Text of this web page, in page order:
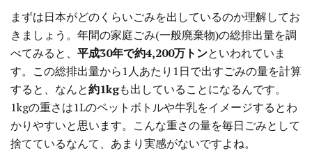
まずは日本がどのくらいごみを出しているのか理解してお
きましょう。年間の家庭ごみ(一般廃棄物)の総排出量を調
べてみると、 平成30年で約4,200万トンといわれていま
す。この総排出量から1人あたり1日で出すごみの量を計算
すると、なんと約1kgも出していることになるんです。
1kgの重さは1Lのペットボトルや牛乳をイメージするとわ
かりやすいと思います。こんな重さの量を毎日ごみとして
捨てているなんて、あまり実感がないですよね。